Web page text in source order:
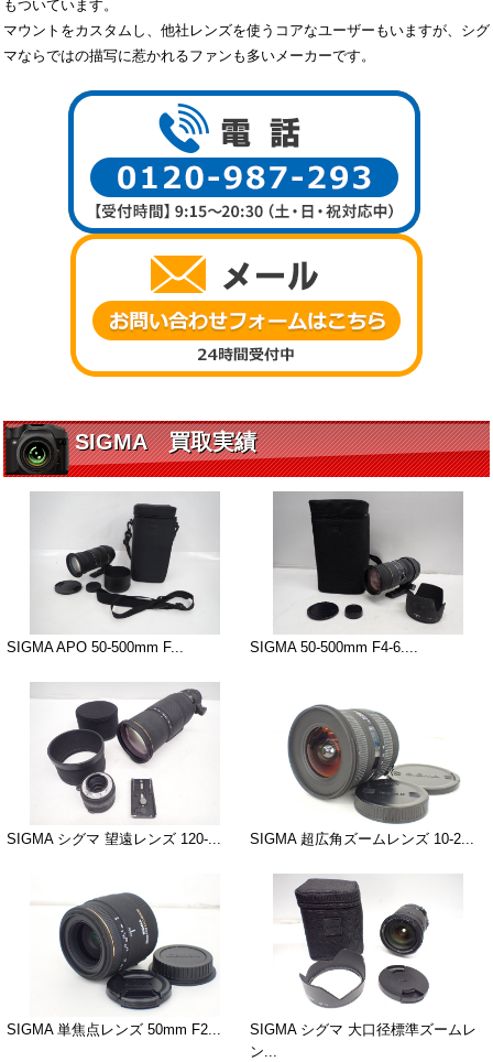
もついています。
マウントをカスタムし、他社レンズを使うコアなユーザーもいますが、シグ
マならではの描写に惹かれるファンも多いメーカーです。
SIGMA 買取実績
SIGMA APO 50-500mm F... SIGMA 50-500mm F4-6....
SIGMA シグマ 望遠レンズ 120-... SIGMA 超広角ズームレンズ 10-2...
SIGMA 単焦点レンズ 50mm F2...
SIGMA シグマ 大口径標準ズームレ
ン...